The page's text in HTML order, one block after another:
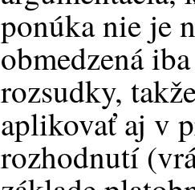
ponúka nie je
obmedzená
rozsudky,
aplikovať aj v
rozhodnutí